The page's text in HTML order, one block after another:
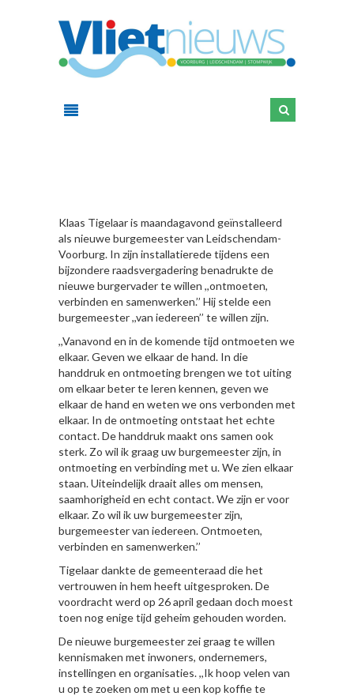
Klaas Tigelaar is maandagavond geïnstalleerd
als nieuwe burgemeester van Leidschendam-
Voorburg. In zijn installatierede tijdens een
bijzondere raadsvergadering benadrukte de
nieuwe burgervader te willen ,,ontmoeten,
verbinden en samenwerken.’’ Hij stelde een
burgemeester ,,van iedereen’’ te willen zijn.
,,Vanavond en in de komende tijd ontmoeten we
elkaar. Geven we elkaar de hand. In die
handdruk en ontmoeting brengen we tot uiting
om elkaar beter te leren kennen, geven we
elkaar de hand en weten we ons verbonden met
elkaar. In de ontmoeting ontstaat het echte
contact. De handdruk maakt ons samen ook
sterk. Zo wil ik graag uw burgemeester zijn, in
ontmoeting en verbinding met u. We zien elkaar
staan. Uiteindelijk draait alles om mensen,
saamhorigheid en echt contact. We zijn er voor
elkaar. Zo wil ik uw burgemeester zijn,
burgemeester van iedereen. Ontmoeten,
verbinden en samenwerken.’’
Tigelaar dankte de gemeenteraad die het
vertrouwen in hem heeft uitgesproken. De
voordracht werd op 26 april gedaan doch moest
toen nog enige tijd geheim gehouden worden.
De nieuwe burgemeester zei graag te willen
kennismaken met inwoners, ondernemers,
instellingen en organisaties. ,,Ik hoop velen van
u op te zoeken om met u een kop koffie te